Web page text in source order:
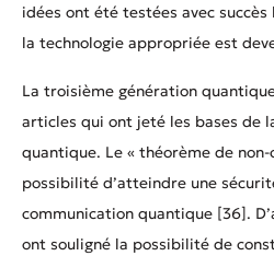
idées ont été testées avec
la technologie appropriée est
La troisième génération
articles qui ont jeté les bases de
quantique. Le « théorème de
possibilité d’atteindre une
communication quantique [36].
ont souligné la possibilité de